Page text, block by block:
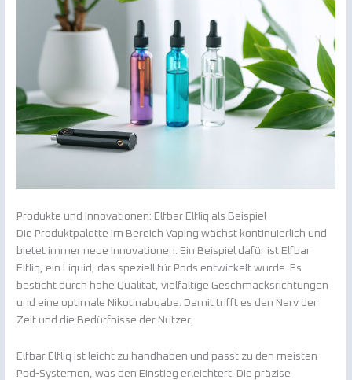
Produkte und Innovationen: Elfbar Elfliq als Beispiel
Die Produktpalette im Bereich Vaping wächst kontinuierlich und
bietet immer neue Innovationen. Ein Beispiel dafür ist Elfbar
Elfliq, ein Liquid, das speziell für Pods entwickelt wurde. Es
besticht durch hohe Qualität, vielfältige Geschmacksrichtungen
und eine optimale Nikotinabgabe. Damit trifft es den Nerv der
Zeit und die Bedürfnisse der Nutzer.
Elfbar Elfliq ist leicht zu handhaben und passt zu den meisten
Pod-Systemen, was den Einstieg erleichtert. Die präzise